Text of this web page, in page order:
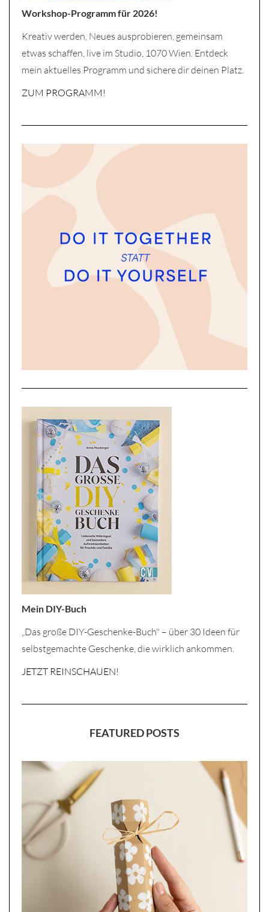
Workshop-Programm für 2026!
Kreativ werden, Neues ausprobieren, gemeinsam
etwas schaffen, live im Studio, 1070 Wien. Entdeck
mein aktuelles Programm und sichere dir deinen Platz.
ZUM PROGRAMM!
Mein DIY-Buch
„Das große DIY-Geschenke-Buch" – über 30 Ideen für
selbstgemachte Geschenke, die wirklich ankommen.
JETZT REINSCHAUEN!
FEATURED POSTS